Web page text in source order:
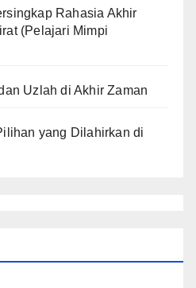
Rahasia Akhir
(Pelajari Mimpi
Uzlah di Akhir Zaman
yang Dilahirkan di